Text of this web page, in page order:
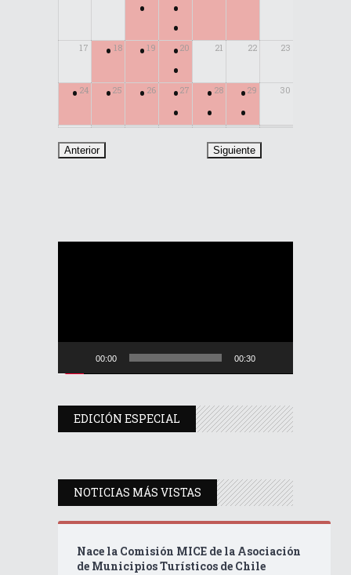
• •
•
17 18
• 19
• 20
•
•
21 22 23
24
• 25
• 26
• 27
•
•
28
•
•
29
•
•
30
00:00 00:30
EDICIÓN ESPECIAL
NOTICIAS MÁS VISTAS
Nace la Comisión MICE de la Asociación
de Municipios Turísticos de Chile